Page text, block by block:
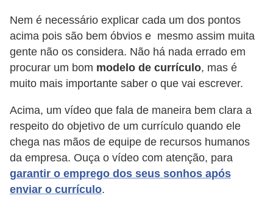
Nem é necessário explicar cada um dos pontos
acima pois são bem óbvios e mesmo assim muita
gente não os considera. Não há nada errado em
procurar um bom modelo de currículo, mas é
muito mais importante saber o que vai escrever.
Acima, um vídeo que fala de maneira bem clara a
respeito do objetivo de um currículo quando ele
chega nas mãos de equipe de recursos humanos
da empresa. Ouça o vídeo com atenção, para
garantir o emprego dos seus sonhos após
enviar o currículo.
t
e
r
n
t
E
l
e
t